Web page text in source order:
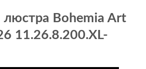
люстра Bohemia Art
11.26.8.200.XL-